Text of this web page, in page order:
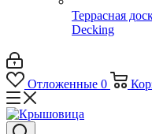
Террасная
Decking
Отложенные 0